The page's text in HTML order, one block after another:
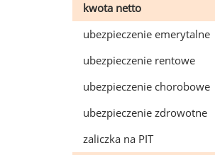
kwota netto
ubezpieczenie emerytalne
ubezpieczenie rentowe
ubezpieczenie chorobowe
ubezpieczenie zdrowotne
zaliczka na PIT